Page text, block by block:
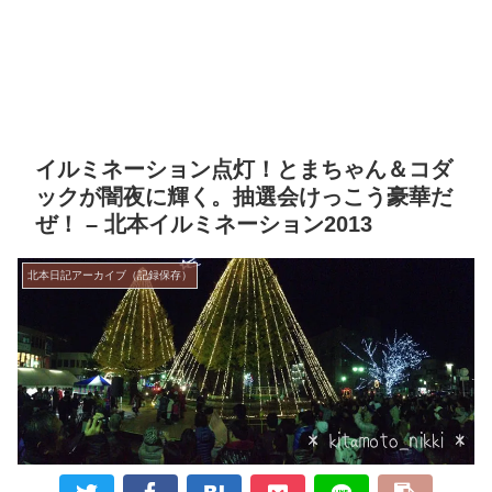
イルミネーション点灯！とまちゃん＆コダ
ックが闇夜に輝く。抽選会けっこう豪華だ
ぜ！ – 北本イルミネーション2013
北本日記アーカイブ（記録保存）